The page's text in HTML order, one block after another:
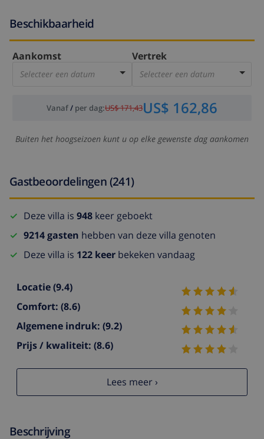
Beschikbaarheid
Aankomst
Selecteer een datum
Vertrek
Selecteer een datum
Vanaf/ per dag:US$ 171,43US$ 162,86
Buiten het hoogseizoen kunt u op elke gewenste dag aankomen
Gastbeoordelingen (241)
Deze villa is 948 keer geboekt
9214 gasten hebben van deze villa genoten
Deze villa is 122 keer bekeken vandaag
Locatie(9.4)
Comfort: (8.6)
Algemene indruk: (9.2)
Prijs / kwaliteit: (8.6)
Lees meer ›
Beschrijving